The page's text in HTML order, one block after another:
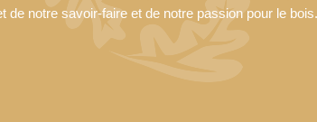
de notre savoir-faire et de notre passion pour le bois.